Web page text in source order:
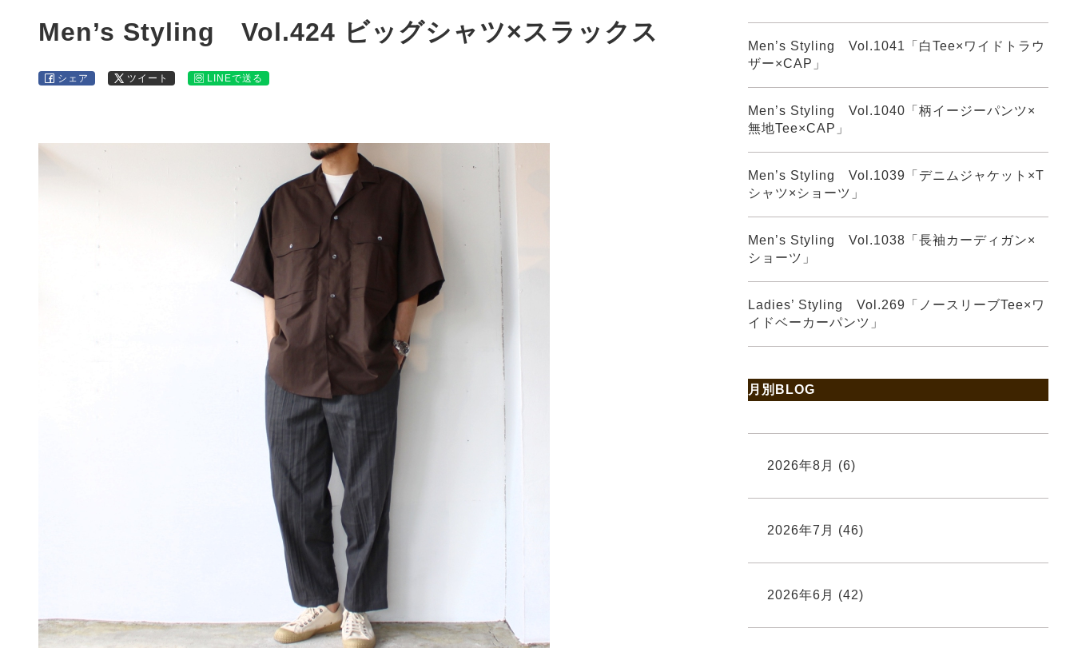
Men’s Styling Vol.424 ビッグシャツ×スラックス
シェア ツイート LINEで送る
Men’s Styling Vol.1041「白Tee×ワイドトラウ
ザー×CAP」
Men’s Styling Vol.1040「柄イージーパンツ×
無地Tee×CAP」
Men’s Styling Vol.1039「デニムジャケット×T
シャツ×ショーツ」
Men’s Styling Vol.1038「長袖カーディガン×
ショーツ」
Ladies’ Styling Vol.269「ノースリーブTee×ワ
イドベーカーパンツ」
月別BLOG
2026年8月 (6)
2026年7月 (46)
2026年6月 (42)